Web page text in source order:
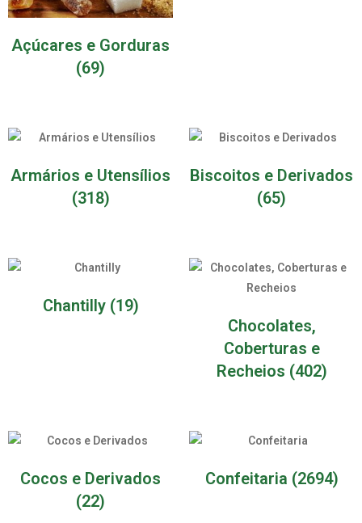
Açúcares e Gorduras
(69)
Armários e Utensílios
(318)
Biscoitos e Derivados
(65)
Chantilly (19)
Chocolates,
Coberturas e
Recheios (402)
Cocos e Derivados
(22)
Confeitaria (2694)